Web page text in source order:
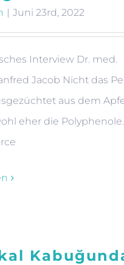
| Juni 23rd, 2022
Interview Dr. med.
Jacob Nicht das
aus dem
eher die